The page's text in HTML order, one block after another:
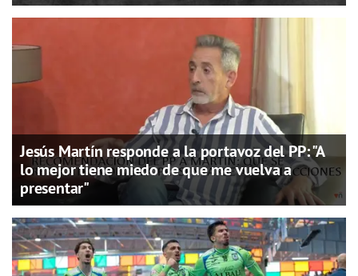
Jesús Martín responde a la portavoz del PP: "A
lo mejor tiene miedo de que me vuelva a
presentar"